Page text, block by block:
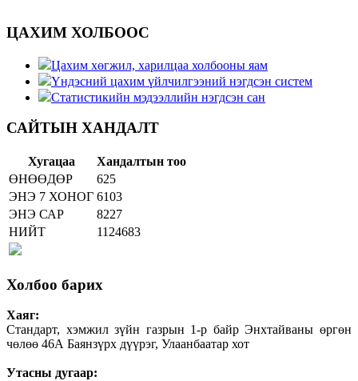
ЦАХИМ ХОЛБООС
Цахим хөгжил, харилцаа холбооны яам
Үндэсний цахим үйлчилгээний нэгдсэн систем
Статистикийн мэдээллийн нэгдсэн сан
САЙТЫН ХАНДАЛТ
Хугацаа
Хандалтын тоо
ӨНӨӨДӨР
625
ЭНЭ 7 ХОНОГ 6103
ЭНЭ САР
8227
НИЙТ
1124683
Холбоо барих
Хаяг:
Стандарт, хэмжил зүйн газрын 1-р байр Энхтайваны өргөн
чөлөө 46А Баянзүрх дүүрэг, Улаанбаатар хот
Утасны дугаар: